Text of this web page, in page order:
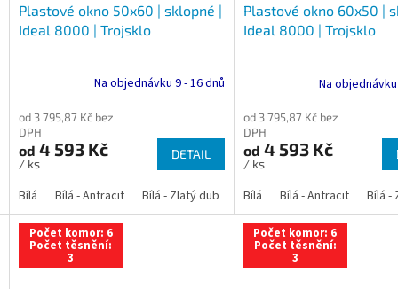
Bílá - Tmavý dub Bílá - Ořech Bílá - Mahagon Antracit Zlatý dub
Plastové okno 50x60 | sklopné |
Ideal 8000 | Trojsklo
Na objednávku 9 - 16 dnů
od 3 795,87 Kč bez
DPH
od 4 593 Kč
/ ks
DETAIL
Bílá Bílá - Antracit Bílá - Zlatý dub Bílá - Tmavý dub Bílá -
Plastové okno 60x50 |
Ideal 8000 | Trojsklo
Na
od 3 795,87 Kč bez
DPH
od 4 593 Kč
/ ks
Bílá Bílá - Antracit Bílá -
Počet komor: 6
Počet těsnění:
3
Počet komor: 6
Počet těsnění:
3